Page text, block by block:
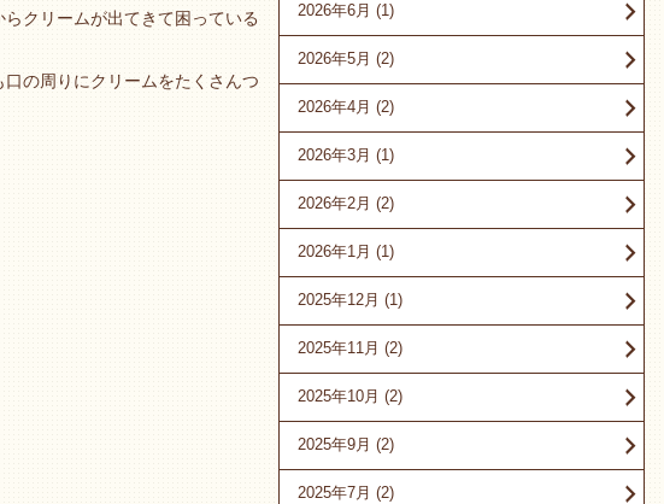
クリームが出てきて困っている
の周りにクリームをたくさんつ
2026年6月 (1)
2026年5月 (2)
2026年4月 (2)
2026年3月 (1)
2026年2月 (2)
2026年1月 (1)
2025年12月 (1)
2025年11月 (2)
2025年10月 (2)
2025年9月 (2)
2025年7月 (2)